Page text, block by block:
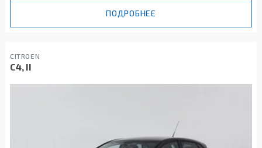
ПОДРОБНЕЕ
CITROEN
C4, II